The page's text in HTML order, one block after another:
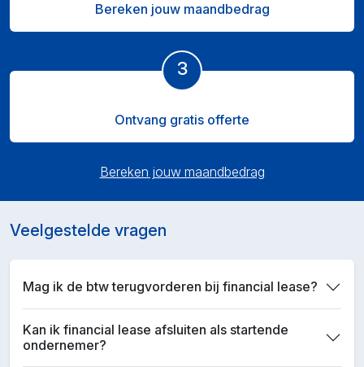
Bereken jouw maandbedrag
3
Ontvang gratis offerte
Bereken jouw maandbedrag
Veelgestelde vragen
Mag ik de btw terugvorderen bij financial lease?
Kan ik financial lease afsluiten als startende
ondernemer?